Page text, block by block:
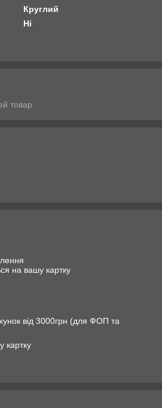
Круглий
Ні
товар
на вашу картку
від 3000грн (для ФОП та
картку